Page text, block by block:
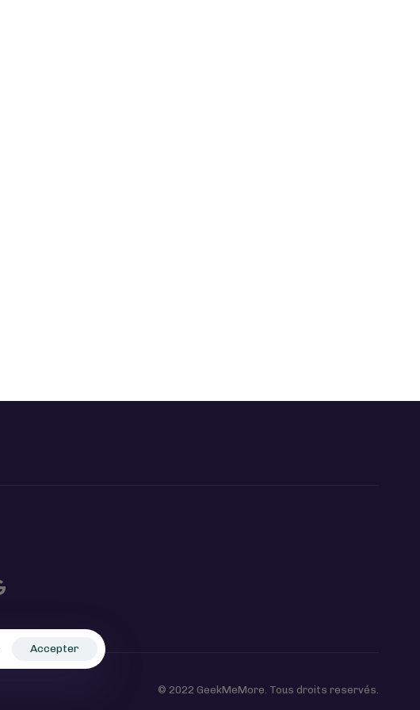
© 2022 GeekMeMore. Tous droits reservés.
Accepter